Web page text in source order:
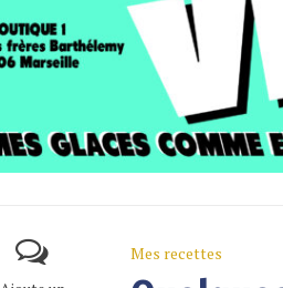
Mes recettes